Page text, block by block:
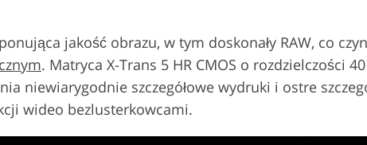
jakość obrazu, w tym doskonały RAW, co
. Matryca X-Trans 5 HR CMOS o rozdzielczości
niewiarygodnie szczegółowe wydruki i ostre
wideo bezlusterkowcami.